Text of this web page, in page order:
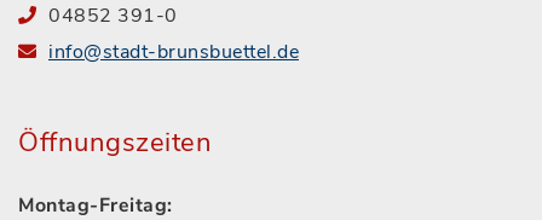
04852 391-0
info@stadt-brunsbuettel.de
Öffnungszeiten
Montag-Freitag: